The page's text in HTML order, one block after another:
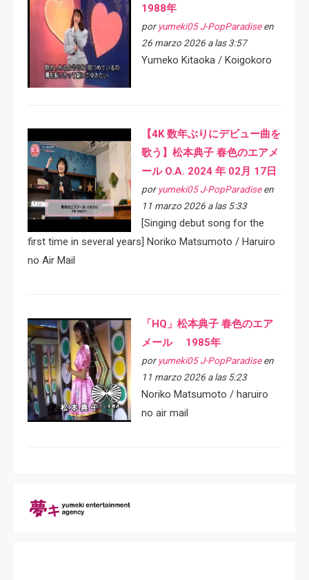
1988年
por yumeki05 J-PopParadiseen
26 marzo 2026 a las 3:57
Yumeko Kitaoka / Koigokoro
【4K 数年ぶりにデビュー曲を
歌う】松本典子 春色のエアメ
ール O.A. 2024 年 02月 17日
por yumeki05 J-PopParadiseen
11 marzo 2026 a las 5:33
[Singing debut song for the
first time in several years] Noriko Matsumoto / Haruiro
no Air Mail
「HQ」松本典子 春色のエア
メール 1985年
por yumeki05 J-PopParadiseen
11 marzo 2026 a las 5:23
Noriko Matsumoto / haruiro
no air mail